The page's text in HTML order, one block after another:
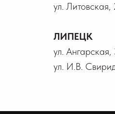
ул.
ЛИПЕЦК
ул. Ангарская,
ул. И.В.